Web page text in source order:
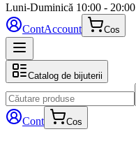
Luni-Duminică 10:00 - 20:00
ContAccount Cos
Catalog de bijuterii
Cont Cos